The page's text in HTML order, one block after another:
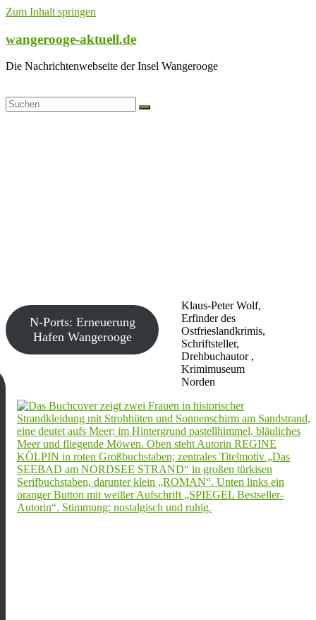
Zum Inhalt springen
wangerooge-aktuell.de
Die Nachrichtenwebseite der Insel Wangerooge
Klaus-Peter Wolf,
Erfinder des
Ostfrieslandkrimis,
Schriftsteller,
Drehbuchautor ,
Krimimuseum
Norden
N-Ports: Erneuerung
Hafen Wangerooge